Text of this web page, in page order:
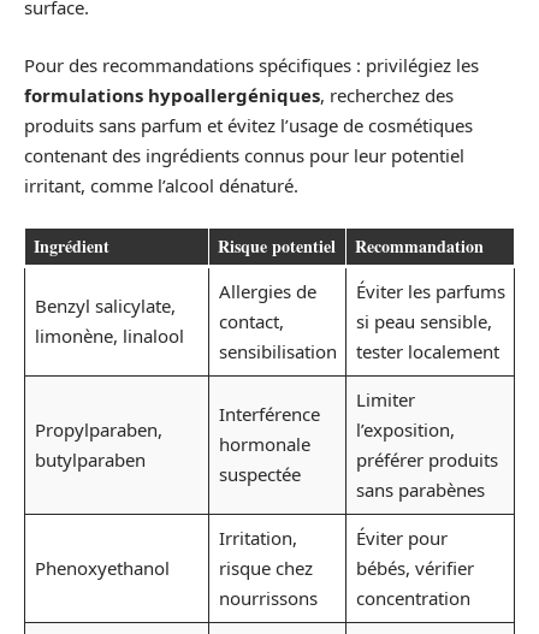
surface.
Pour des recommandations spécifiques : privilégiez les
formulations hypoallergéniques, recherchez des
produits sans parfum et évitez l’usage de cosmétiques
contenant des ingrédients connus pour leur potentiel
irritant, comme l’alcool dénaturé.
Ingrédient Risque potentiel Recommandation
Benzyl salicylate,
limonène, linalool
Allergies de
contact,
sensibilisation
Éviter les parfums
si peau sensible,
tester localement
Propylparaben,
butylparaben
Interférence
hormonale
suspectée
Limiter
l’exposition,
préférer produits
sans parabènes
Phenoxyethanol
Irritation,
risque chez
nourrissons
Éviter pour
bébés, vérifier
concentration